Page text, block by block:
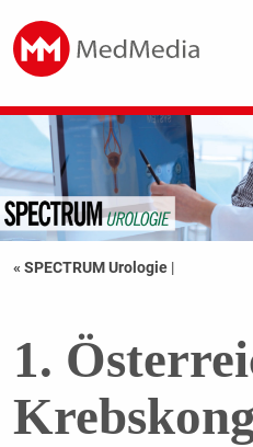
« SPECTRUM Urologie |
1.